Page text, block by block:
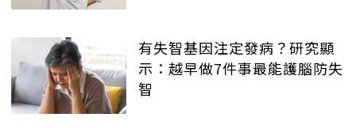
有失智基因注定發病？研究顯
示：越早做7件事最能護腦防失
智